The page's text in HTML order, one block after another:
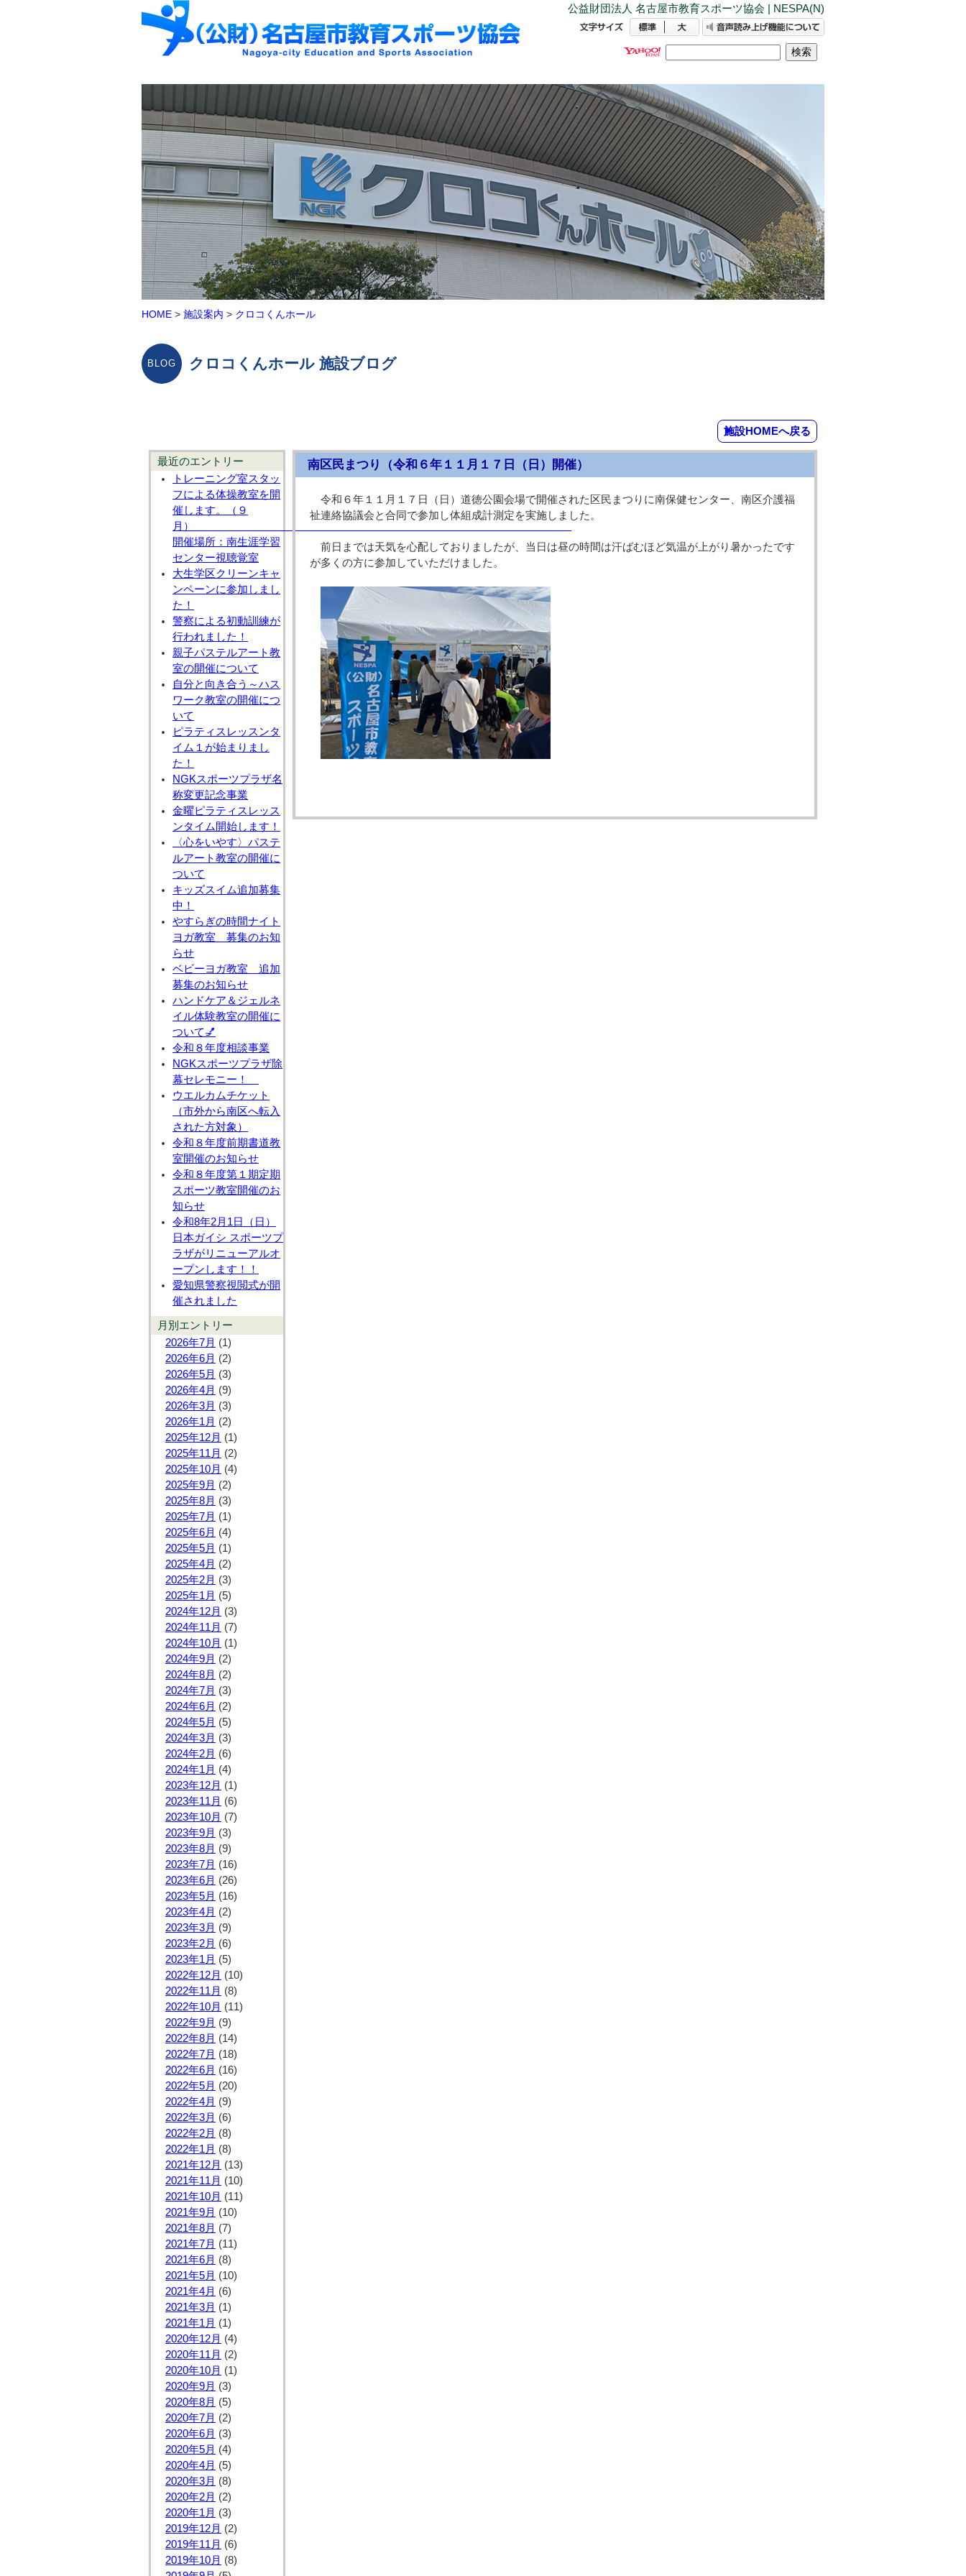
公益財団法人 名古屋市教育スポーツ協会 | NESPA(N)
HOME > 施設案内 > クロコくんホール
クロコくんホール 施設ブログ
施設HOMEへ戻る
最近のエントリー
トレーニング室スタッ
フによる体操教室を開
催します。（９
月）
開催場所：南生涯学習
センター視聴覚室
大生学区クリーンキャ
ンペーンに参加しまし
た！
警察による初動訓練が
行われました！
親子パステルアート教
室の開催について
自分と向き合う～ハス
ワーク教室の開催につ
いて
ピラティスレッスンタ
イム１が始まりまし
た！
NGKスポーツプラザ名
称変更記念事業
金曜ピラティスレッス
ンタイム開始します！
〈心をいやす〉パステ
ルアート教室の開催に
ついて
キッズスイム追加募集
中！
やすらぎの時間ナイト
ヨガ教室 募集のお知
らせ
ベビーヨガ教室 追加
募集のお知らせ
ハンドケア＆ジェルネ
イル体験教室の開催に
ついて💅
令和８年度相談事業
NGKスポーツプラザ除
幕セレモニー！
ウエルカムチケット
（市外から南区へ転入
された方対象）
令和８年度前期書道教
室開催のお知らせ
令和８年度第１期定期
スポーツ教室開催のお
知らせ
令和8年2月1日（日）
日本ガイシ スポーツプ
ラザがリニューアルオ
ープンします！！
愛知県警察視閲式が開
催されました
月別エントリー
2026年7月 (1)
2026年6月 (2)
2026年5月 (3)
2026年4月 (9)
2026年3月 (3)
2026年1月 (2)
2025年12月 (1)
2025年11月 (2)
2025年10月 (4)
2025年9月 (2)
2025年8月 (3)
2025年7月 (1)
2025年6月 (4)
2025年5月 (1)
2025年4月 (2)
2025年2月 (3)
2025年1月 (5)
2024年12月 (3)
2024年11月 (7)
2024年10月 (1)
2024年9月 (2)
2024年8月 (2)
2024年7月 (3)
2024年6月 (2)
2024年5月 (5)
2024年3月 (3)
2024年2月 (6)
2024年1月 (4)
2023年12月 (1)
2023年11月 (6)
2023年10月 (7)
2023年9月 (3)
2023年8月 (9)
2023年7月 (16)
2023年6月 (26)
2023年5月 (16)
2023年4月 (2)
2023年3月 (9)
2023年2月 (6)
2023年1月 (5)
2022年12月 (10)
2022年11月 (8)
2022年10月 (11)
2022年9月 (9)
2022年8月 (14)
2022年7月 (18)
2022年6月 (16)
2022年5月 (20)
2022年4月 (9)
2022年3月 (6)
2022年2月 (8)
2022年1月 (8)
2021年12月 (13)
2021年11月 (10)
2021年10月 (11)
2021年9月 (10)
2021年8月 (7)
2021年7月 (11)
2021年6月 (8)
2021年5月 (10)
2021年4月 (6)
2021年3月 (1)
2021年1月 (1)
2020年12月 (4)
2020年11月 (2)
2020年10月 (1)
2020年9月 (3)
2020年8月 (5)
2020年7月 (2)
2020年6月 (3)
2020年5月 (4)
2020年4月 (5)
2020年3月 (8)
2020年2月 (2)
2020年1月 (3)
2019年12月 (2)
2019年11月 (6)
2019年10月 (8)
南区民まつり（令和６年１１月１７日（日）開催）
令和６年１１月１７日（日）道徳公園会場で開催された区民まつりに南保健センター、南区介護福
祉連絡協議会と合同で参加し体組成計測定を実施しました。
前日までは天気を心配しておりましたが、当日は昼の時間は汗ばむほど気温が上がり暑かったです
が多くの方に参加していただけました。